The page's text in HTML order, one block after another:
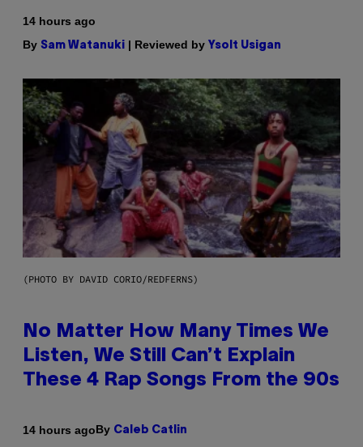
14 hours ago
By Sam Watanuki | Reviewed by Ysolt Usigan
(PHOTO BY DAVID CORIO/REDFERNS)
No Matter How Many Times We
Listen, We Still Can’t Explain
These 4 Rap Songs From the 90s
14 hours agoBy Caleb Catlin